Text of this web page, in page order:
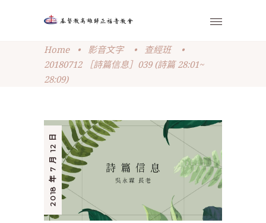
Home • 影音文字 • 查經班
•
20180712 ［詩篇信息］039 (詩篇 28:01~
28:09)
2018 年 7 月 12 日